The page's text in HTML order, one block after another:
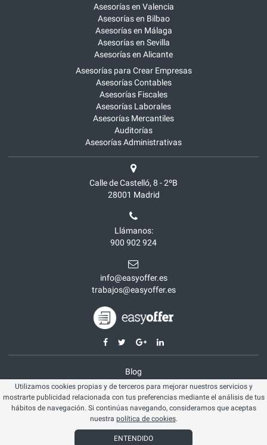
Asesorías en Valencia
Asesorías en Bilbao
Asesorías en Málaga
Asesorías en Sevilla
Asesorías en Alicante
Asesorías para Crear Empresas
Asesorías Contables
Asesorías Fiscales
Asesorías Laborales
Asesorías Mercantiles
Auditorías
Asesorías Administrativas
Calle de Castelló, 8 - 2ºB
28001 Madrid
Llámanos:
900 902 924
info@easyoffer.es
trabajos@easyoffer.es
Blog
Opiniones
Aviso legal
Política cookies
© Easyoffer 2026. Todos los derechos reservados
Utilizamos cookies propias y de terceros para mejorar nuestros servicios y
mostrarte publicidad relacionada con tus preferencias mediante el análisis de tus
hábitos de navegación. Si continúas navegando, consideramos que aceptas
nuestra política de cookies.
ENTENDIDO